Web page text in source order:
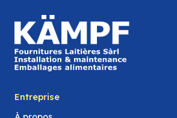
Entreprise